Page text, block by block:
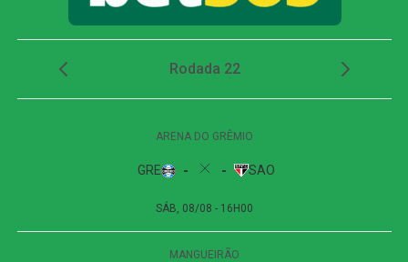
se atrapalhou, e Alan Minda aproveitou a sobra para
clube mineiro entre os oito melhores da Copa do Brasil.
Campeonato Brasileiro – Série B
09 de agosto de 2026 (domingo)